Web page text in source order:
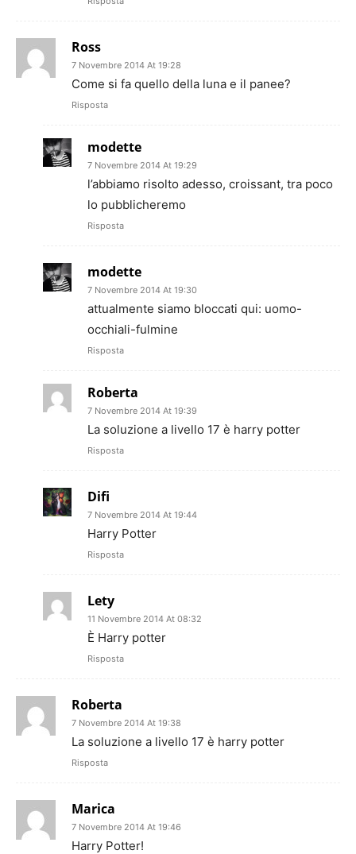
Ross
7 Novembre 2014 At 19:28
Come si fa quello della luna e il panee?
Risposta
modette
7 Novembre 2014 At 19:29
l’abbiamo risolto adesso, croissant, tra poco
lo pubblicheremo
Risposta
modette
7 Novembre 2014 At 19:30
attualmente siamo bloccati qui: uomo-
occhiali-fulmine
Risposta
Roberta
7 Novembre 2014 At 19:39
La soluzione a livello 17 è harry potter
Risposta
Difi
7 Novembre 2014 At 19:44
Harry Potter
Risposta
Lety
11 Novembre 2014 At 08:32
È Harry potter
Risposta
Roberta
7 Novembre 2014 At 19:38
La soluzione a livello 17 è harry potter
Risposta
Marica
7 Novembre 2014 At 19:46
Harry Potter!